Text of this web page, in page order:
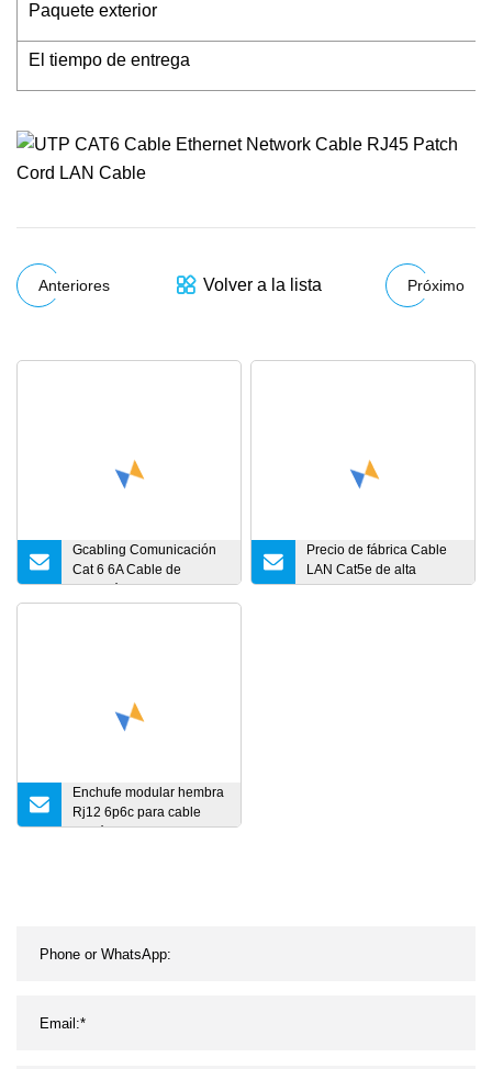
Paquete exterior
El tiempo de entrega
Anteriores Volver a la lista Próximo
Gcabling Comunicación
Cat 6 6A Cable de
conexión Ethernet CAT6
Precio de fábrica Cable
LAN Cat5e de alta
calidad UTP FTP STP
Enchufe modular hembra
Rj12 6p6c para cable
telefónico